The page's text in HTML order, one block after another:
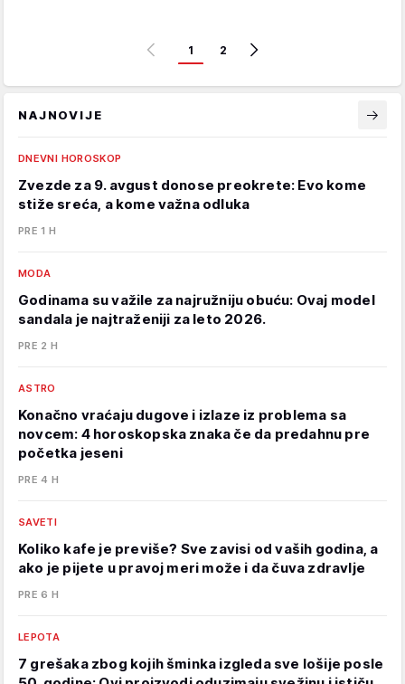
1 2
NAJNOVIJE
DNEVNI HOROSKOP
Zvezde za 9. avgust donose preokrete: Evo kome
stiže sreća, a kome važna odluka
PRE 1 H
MODA
Godinama su važile za najružniju obuću: Ovaj model
sandala je najtraženiji za leto 2026.
PRE 2 H
ASTRO
Konačno vraćaju dugove i izlaze iz problema sa
novcem: 4 horoskopska znaka če da predahnu pre
početka jeseni
PRE 4 H
SAVETI
Koliko kafe je previše? Sve zavisi od vaših godina, a
ako je pijete u pravoj meri može i da čuva zdravlje
PRE 6 H
LEPOTA
7 grešaka zbog kojih šminka izgleda sve lošije posle